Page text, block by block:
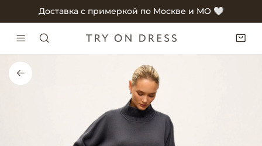
Доставка с примеркой по Москве и МО 🤍
Доставка с примеркой по Москве и МО 🤍